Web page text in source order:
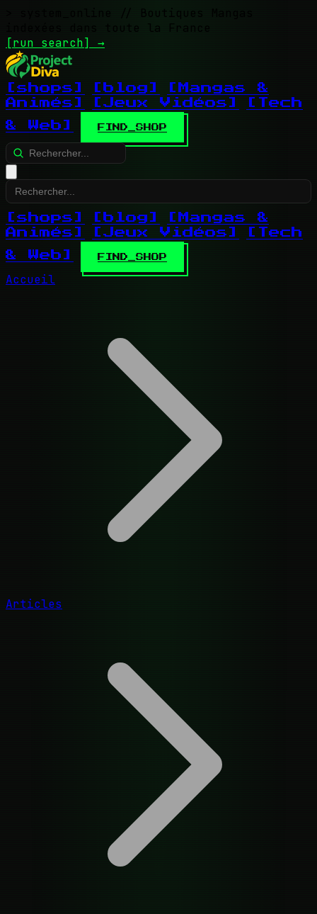
// Boutiques Mangas
indexées dans toute la France
[run search] →
[shops] [blog]
[Mangas &
Animés]
[Jeux Vidéos]
[Tech
& Web]
FIND_SHOP
[shops] [blog]
[Mangas &
Animés]
[Jeux Vidéos]
[Tech
& Web]
FIND_SHOP
Accueil
Articles